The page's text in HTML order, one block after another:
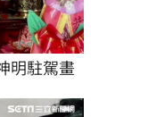
明駐駕畫